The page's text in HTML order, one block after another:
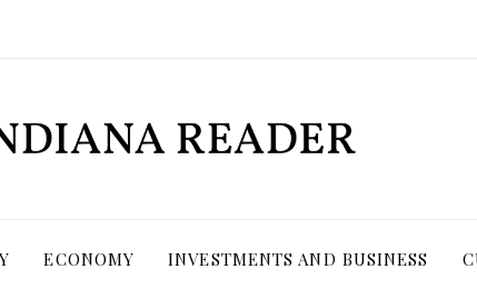
ECONOMY INVESTMENTS AND BUSINESS